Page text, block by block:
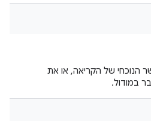
הנוכחי של הקריאה, או את
במודול.